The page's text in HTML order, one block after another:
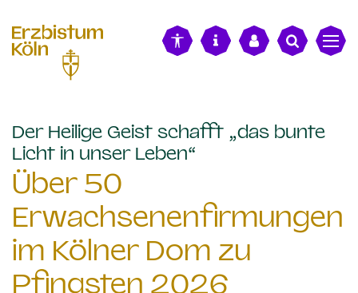
Der Heilige Geist schafft „das bunte
Licht in unser Leben“
Über 50
Erwachsenenfirmungen
im Kölner Dom zu
Pfingsten 2026